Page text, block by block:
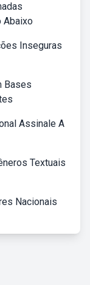
Abaixo
Inseguras
Bases
Assinale A
Textuais
Nacionais